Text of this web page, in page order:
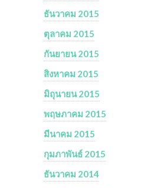
ธันวาคม 2015
ตุลาคม 2015
กันยายน 2015
สิงหาคม 2015
มิถุนายน 2015
พฤษภาคม 2015
มีนาคม 2015
กุมภาพันธ์ 2015
ธันวาคม 2014